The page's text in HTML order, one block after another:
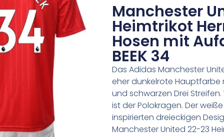
Manchester
Heimtrikot
Hosen mit
BEEK 34
Das Adidas Manchester
eher dunkelrote Hauptfarbe
und schwarzen Drei
ist der Polokragen. Der
inspirierten dreieckigen
Manchester United 22-23